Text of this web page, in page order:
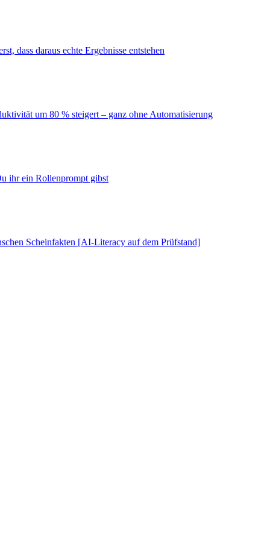
dass daraus echte Ergebnisse entstehen
um 80 % steigert – ganz ohne Automatisierung
ihr ein Rollenprompt gibst
Scheinfakten [AI-Literacy auf dem Prüfstand]